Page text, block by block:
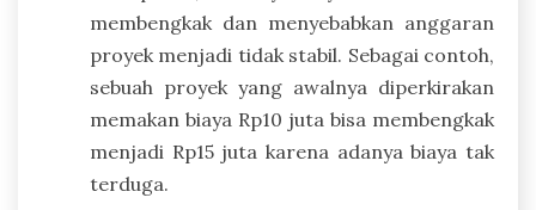
membengkak dan menyebabkan anggaran
proyek menjadi tidak stabil. Sebagai contoh,
sebuah proyek yang awalnya diperkirakan
memakan biaya Rp10 juta bisa membengkak
menjadi Rp15 juta karena adanya biaya tak
terduga.